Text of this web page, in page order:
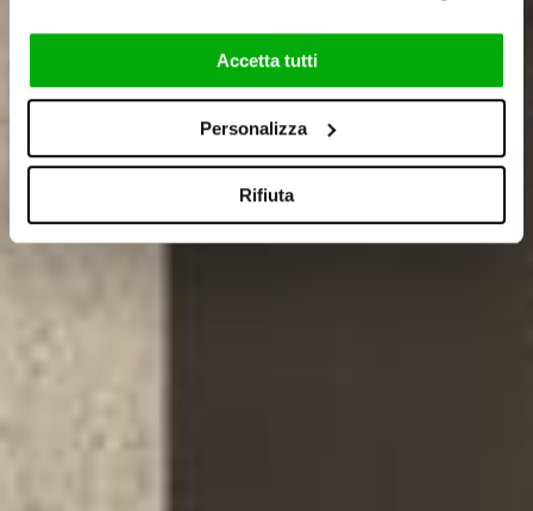
Accetta tutti
Personalizza
Rifiuta